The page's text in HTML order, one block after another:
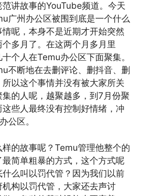
讲故事的YouTube频道。今天
广州办公区被围到底是一个什么
呢，本身不是近期才开始突然
多月了。在这两个月多月里
个人在Temu办公区下面聚集。
不断地在去删评论、删抖音、删
以这个事情并没有被大家所关
的人呢，越聚越多，到7月份聚
些人最终没有控制好情绪，冲
公区。
的故事呢？Temu管理他整个的
简单粗暴的方式，这个方式呢
么叫以罚代管？因为我们以前
构以罚代管，大家还去声讨